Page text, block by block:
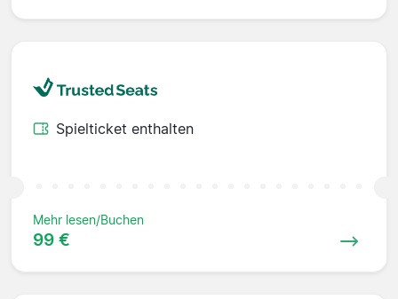
Spielticket enthalten
Mehr lesen/Buchen
99 €